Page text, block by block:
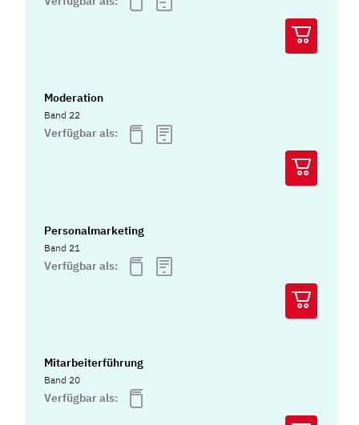
Moderation
Band 22
Verfügbar als:
Personalmarketing
Band 21
Verfügbar als:
Mitarbeiterführung
Band 20
Verfügbar als: